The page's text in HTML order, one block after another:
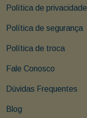
Política de privacidade
Política de segurança
Política de troca
Fale Conosco
Dúvidas Frequentes
Blog